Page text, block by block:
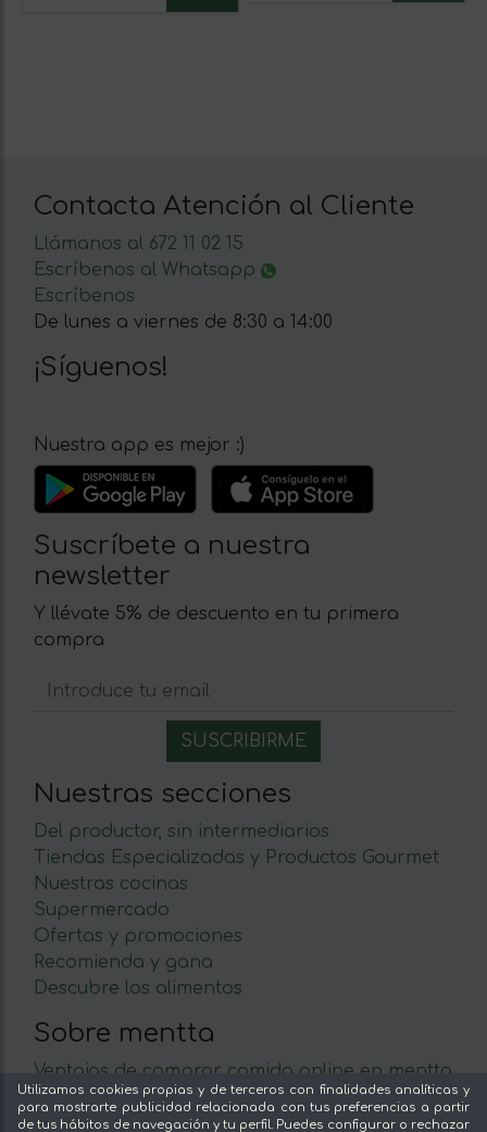
Contacta Atención al Cliente
Llámanos al 672 11 02 15
Escríbenos al Whatsapp
Escríbenos
De lunes a viernes de 8:30 a 14:00
¡Síguenos!
Nuestra app es mejor :)
Suscríbete a nuestra
newsletter
Y llévate 5% de descuento en tu primera
compra
Nuestras secciones
Del productor, sin intermediarios
Tiendas Especializadas y Productos Gourmet
Nuestras cocinas
Supermercado
Ofertas y promociones
Recomienda y gana
Descubre los alimentos
Sobre mentta
Ventajas de comprar comida online en mentta
Conoce mentta
Blog de mentta
Utilizamos cookies propias y de terceros con finalidades analíticas y
para mostrarte publicidad relacionada con tus preferencias a partir
de tus hábitos de navegación y tu perfil. Puedes configurar o rechazar